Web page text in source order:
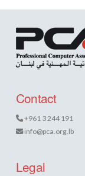
Contact
+961 3 244 191
info@pca.org.lb
Legal